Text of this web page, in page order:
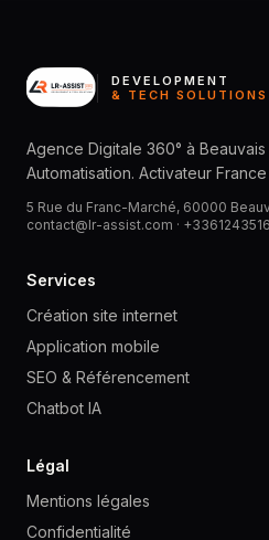
DEVELOPMENT
& TECH SOLUTIONS
Agence Digitale 360° à
Automatisation. Activateur France
5 Rue du Franc-Marché, 60000
contact@lr-assist.com ·
Services
Création site internet
Application mobile
SEO & Référencement
Chatbot IA
Légal
Mentions légales
Confidentialité